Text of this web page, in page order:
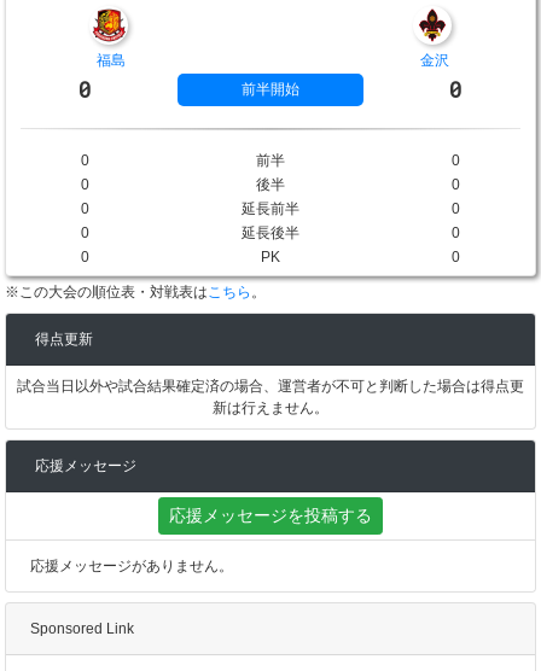
福島 金沢
0 前半開始 0
0 前半
0
0
後半
0
0
延長前半
0
0
延長後半
0
0
PK 0
※この大会の順位表・対戦表はこちら 。
得点更新
試合当日以外や試合結果確定済の場合、運営者が不可と判断した場合は得点更
新は行えません。
応援メッセージ
応援メッセージを投稿する
応援メッセージがありません。
Sponsored Link